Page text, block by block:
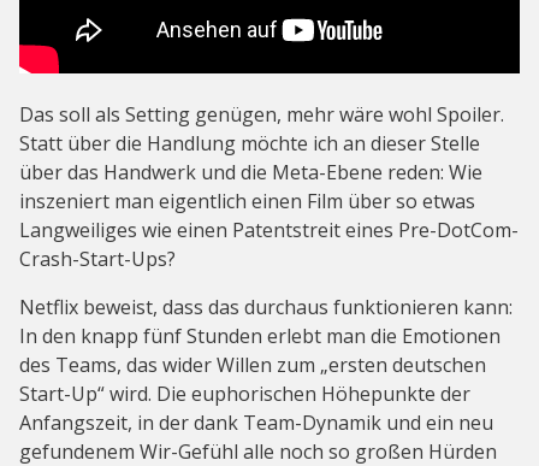
Das soll als Setting genügen, mehr wäre wohl Spoiler.
Statt über die Handlung möchte ich an dieser Stelle
über das Handwerk und die Meta-Ebene reden: Wie
inszeniert man eigentlich einen Film über so etwas
Langweiliges wie einen Patentstreit eines Pre-DotCom-
Crash-Start-Ups?
Netflix beweist, dass das durchaus funktionieren kann:
In den knapp fünf Stunden erlebt man die Emotionen
des Teams, das wider Willen zum „ersten deutschen
Start-Up“ wird. Die euphorischen Höhepunkte der
Anfangszeit, in der dank Team-Dynamik und ein neu
gefundenem Wir-Gefühl alle noch so großen Hürden